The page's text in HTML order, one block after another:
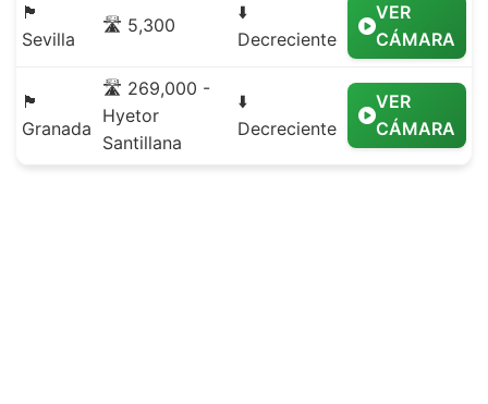
🏴
Sevilla
🛣️ 5,300
⬇️
Decreciente
VER
CÁMARA
🏴
Granada
🛣️ 269,000 -
Hyetor
Santillana
⬇️
Decreciente
VER
CÁMARA